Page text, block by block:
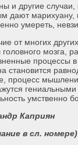
и другие
дают
умереть,
от многих
головного мозга,
процессы
становится
процесс
умственно
Каприян
в сл. номере)